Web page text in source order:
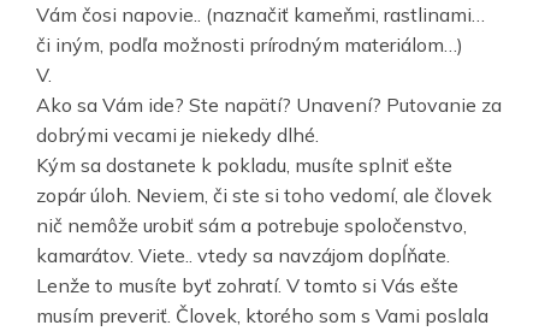
Vám čosi napovie.. (naznačiť kameňmi, rastlinami…
či iným, podľa možnosti prírodným materiálom…)
V.
Ako sa Vám ide? Ste napätí? Unavení? Putovanie za
dobrými vecami je niekedy dlhé.
Kým sa dostanete k pokladu, musíte splniť ešte
zopár úloh. Neviem, či ste si toho vedomí, ale človek
nič nemôže urobiť sám a potrebuje spoločenstvo,
kamarátov. Viete.. vtedy sa navzájom dopĺňate.
Lenže to musíte byť zohratí. V tomto si Vás ešte
musím preveriť. Človek, ktorého som s Vami poslala